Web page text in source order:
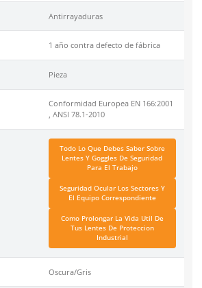
marca de EPP (Equipo de protección
mercado mexicano. Se ha posicionado
tipo por manejar productos de calidad,
Haz clic aquí para abrir
Policarbonato
Antirrayaduras